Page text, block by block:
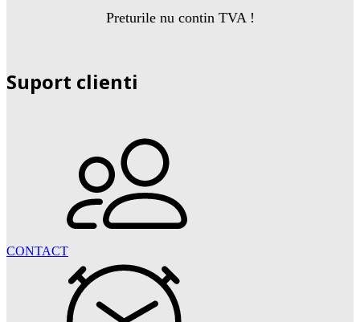
Preturile nu contin TVA !
Suport clienti
CONTACT